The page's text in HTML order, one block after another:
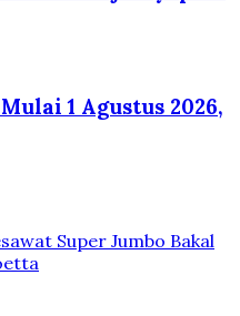
1 Agustus 2026,
Super Jumbo Bakal